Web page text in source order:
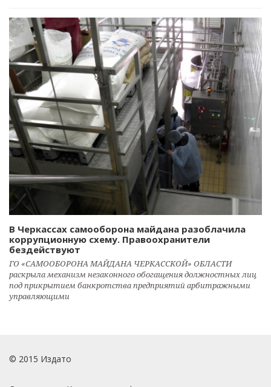
В Черкассах самооборона майдана разоблачила
коррупционную схему. Правоохранители
бездействуют
ГО «САМООБОРОНА МАЙДАНА ЧЕРКАССКОЙ» ОБЛАСТИ
раскрыла механизм незаконного обогащения должностных лиц
под прикрытием банкротства предприятий арбитражными
управляющими
© 2015 Издато